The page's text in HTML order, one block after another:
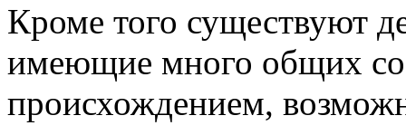
Кроме того существуют
имеющие много общих со
происхождением,